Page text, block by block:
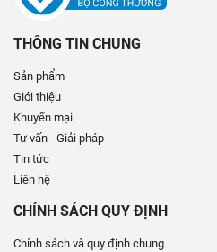
THÔNG TIN CHUNG
Sản phẩm
Giới thiệu
Khuyến mại
Tư vấn - Giải pháp
Tin tức
Liên hệ
CHÍNH SÁCH QUY ĐỊNH
Chính sách và quy định chung